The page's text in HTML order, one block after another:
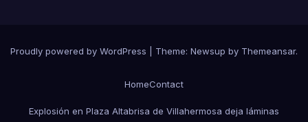
Proudly powered by WordPress Theme: Newsup by Themeansar.
HomeContact
Explosión en Plaza Altabrisa de Villahermosa deja láminas